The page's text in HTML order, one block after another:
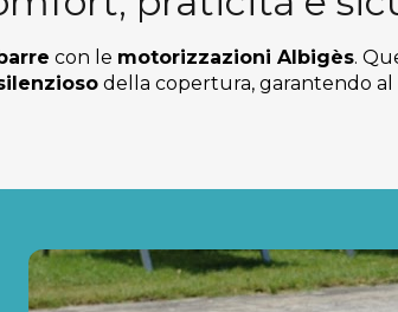
con le motorizzazioni Albigès
della copertura, garantendo